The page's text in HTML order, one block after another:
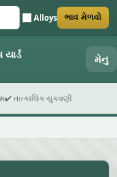
નંબર Alloys ભાવ મેળવો
મેનુ
✔ તાત્કાલિક ચુકવણી